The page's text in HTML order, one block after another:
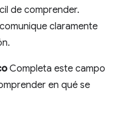
de comprender.
claramente
Completa este campo
en qué se